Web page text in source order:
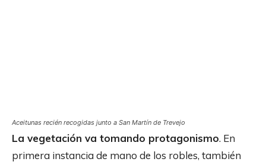
Aceitunas recién recogidas junto a San Martín de Trevejo
La vegetación va tomando protagonismo. En
primera instancia de mano de los robles, también